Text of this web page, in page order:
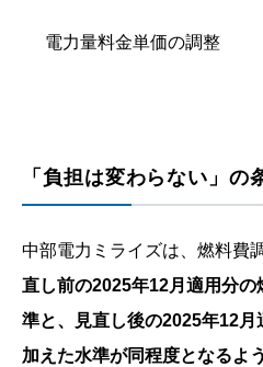
電力量料金単価の調整
「負担は変わらない」の
中部電力ミライズは、燃料費
直し前の2025年12月適用分
準と、見直し後の2025年12
加えた水準が同程度となるよ